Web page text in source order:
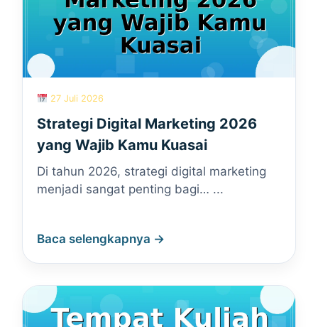
27 Juli 2026
Strategi Digital Marketing 2026
yang Wajib Kamu Kuasai
Di tahun 2026, strategi digital marketing
menjadi sangat penting bagi… ...
Baca selengkapnya →